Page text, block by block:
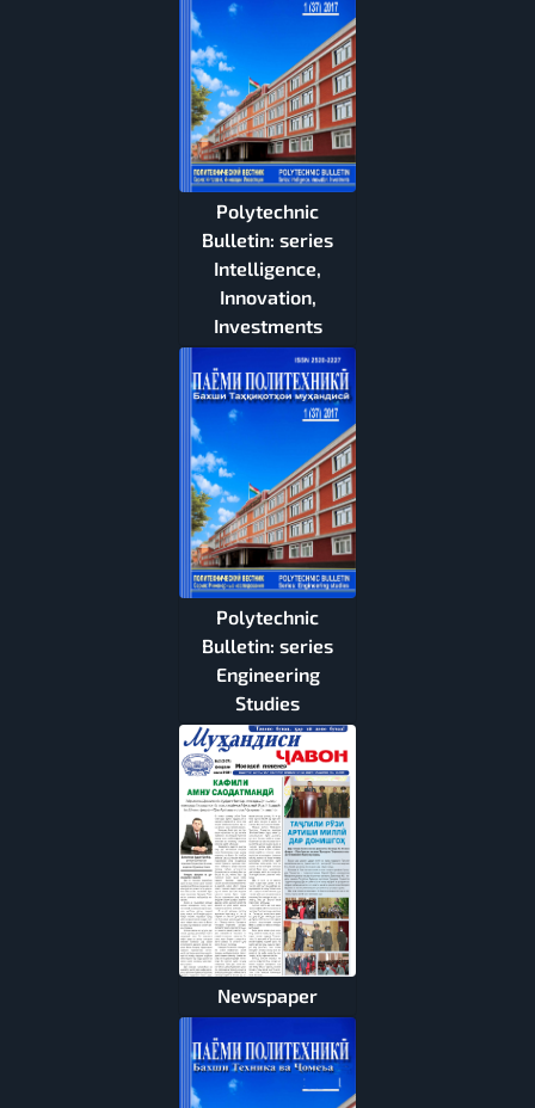
Polytechnic
Bulletin: series
Intelligence,
Innovation,
Investments
Polytechnic
Bulletin: series
Engineering
Studies
Newspaper